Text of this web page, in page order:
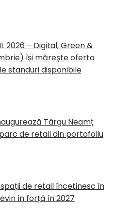
2026 – Digital, Green &
își mărește oferta
standuri disponibile
Târgu Neamț
de retail din portofoliu
de retail încetinesc în
în forță în 2027